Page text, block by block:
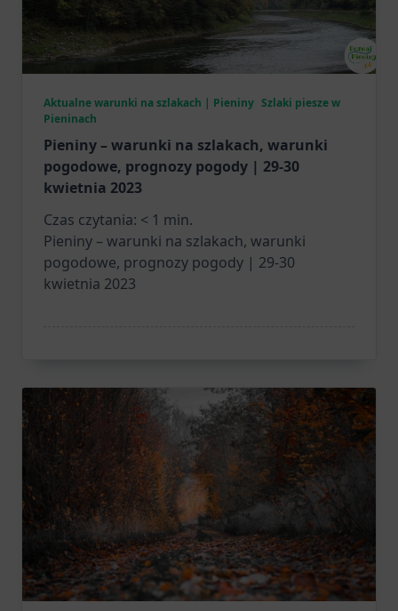
Aktualne warunki na szlakach | Pieniny Szlaki piesze w
Pieninach
Pieniny – warunki na szlakach, warunki
pogodowe, prognozy pogody | 29-30
kwietnia 2023
Czas czytania: < 1 min.
Pieniny – warunki na szlakach, warunki
pogodowe, prognozy pogody | 29-30
kwietnia 2023